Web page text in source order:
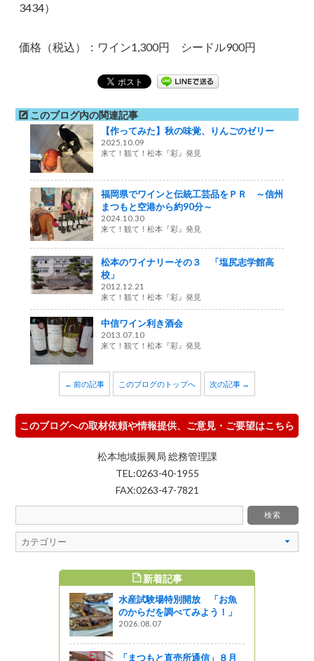
3434）
価格（税込）：ワイン1,300円 シードル900円
このブログ内の関連記事
【作ってみた】秋の味覚、りんごのゼリー
2025.10.09
来て！観て！松本『彩』発見
福岡県でワインと伝統工芸品をＰＲ ～信州
まつもと空港から約90分～
2024.10.30
来て！観て！松本『彩』発見
松本のワイナリーその３ 「塩尻志学館高
校」
2012.12.21
来て！観て！松本『彩』発見
中信ワイン利き酒会
2013.07.10
来て！観て！松本『彩』発見
← 前の記事 このブログのトップへ 次の記事 →
このブログへの取材依頼や情報提供、ご意見・ご要望はこちら
松本地域振興局 総務管理課
TEL:0263-40-1955
FAX:0263-47-7821
新着記事
水産試験場特別開放 「お魚
のからだを調べてみよう！」
2026.08.07
「まつもと直売所通信」８月